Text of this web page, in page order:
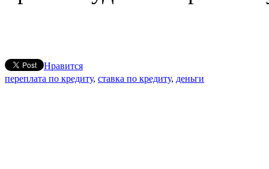
Нравится
переплата по кредиту, ставка по кредиту, деньги